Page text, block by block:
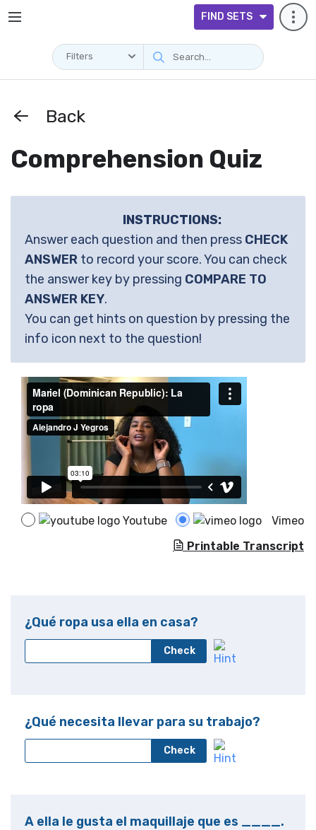
FIND SETS
Filters
Back
Comprehension Quiz
INSTRUCTIONS:
Answer each question and then press CHECK
ANSWER to record your score. You can check
the answer key by pressing COMPARE TO
ANSWER KEY.
You can get hints on question by pressing the
info icon next to the question!
Youtube
Vimeo
Printable Transcript
¿Qué ropa usa ella en casa?
Check
¿Qué necesita llevar para su trabajo?
Check
A ella le gusta el maquillaje que es ____.